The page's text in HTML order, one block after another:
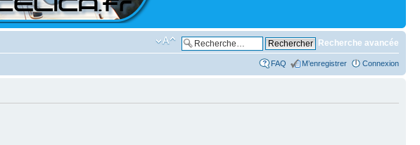
Recherche avancée
FAQ M’enregistrer Connexion